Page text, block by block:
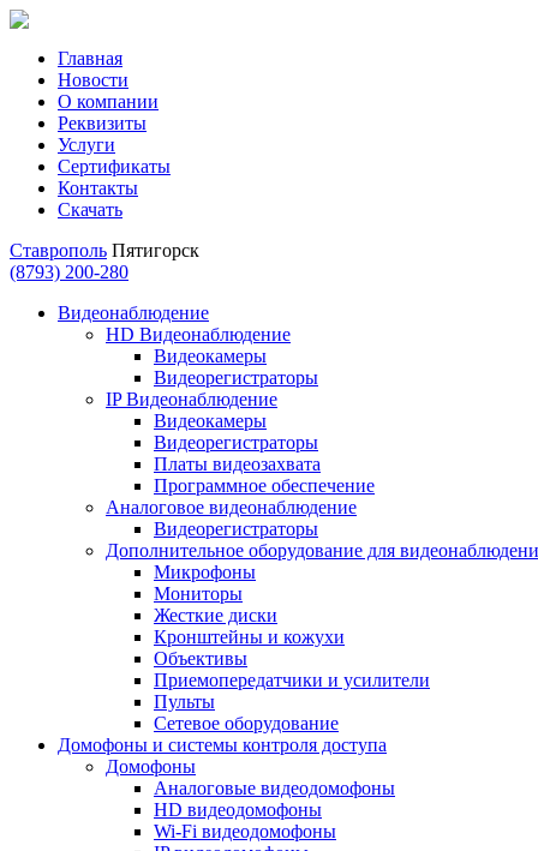
Главная
Новости
О компании
Реквизиты
Услуги
Сертификаты
Контакты
Скачать
Ставрополь Пятигорск
(8793) 200-280
Видеонаблюдение
HD Видеонаблюдение
Видеокамеры
Видеорегистраторы
IP Видеонаблюдение
Видеокамеры
Видеорегистраторы
Платы видеозахвата
Программное обеспечение
Аналоговое видеонаблюдение
Видеорегистраторы
Дополнительное оборудование для
Микрофоны
Мониторы
Жесткие диски
Кронштейны и кожухи
Объективы
Приемопередатчики и усилители
Пульты
Сетевое оборудование
Домофоны и системы контроля доступа
Домофоны
Аналоговые видеодомофоны
HD видеодомофоны
Wi-Fi видеодомофоны